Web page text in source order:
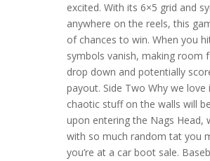
excited. With its 6×5 grid and
anywhere on the reels, this
of chances to win. When you
symbols vanish, making room
drop down and potentially
payout. Side Two Why we love
chaotic stuff on the walls will
upon entering the Nags Head,
with so much random tat you
you’re at a car boot sale.